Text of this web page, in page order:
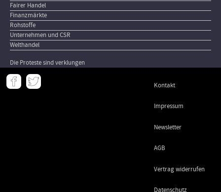
Fairer Handel
Finanzmärkte
Rohstoffe
Unternehmen und CSR
Welthandel
Die Proteste sind verklungen
Meta
- Kontakt
Impressum
Newsletter
AGB
Vertrag widerrufen
Datenschutz